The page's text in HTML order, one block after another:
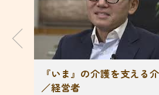
『いま』の介護を支える
／経営者